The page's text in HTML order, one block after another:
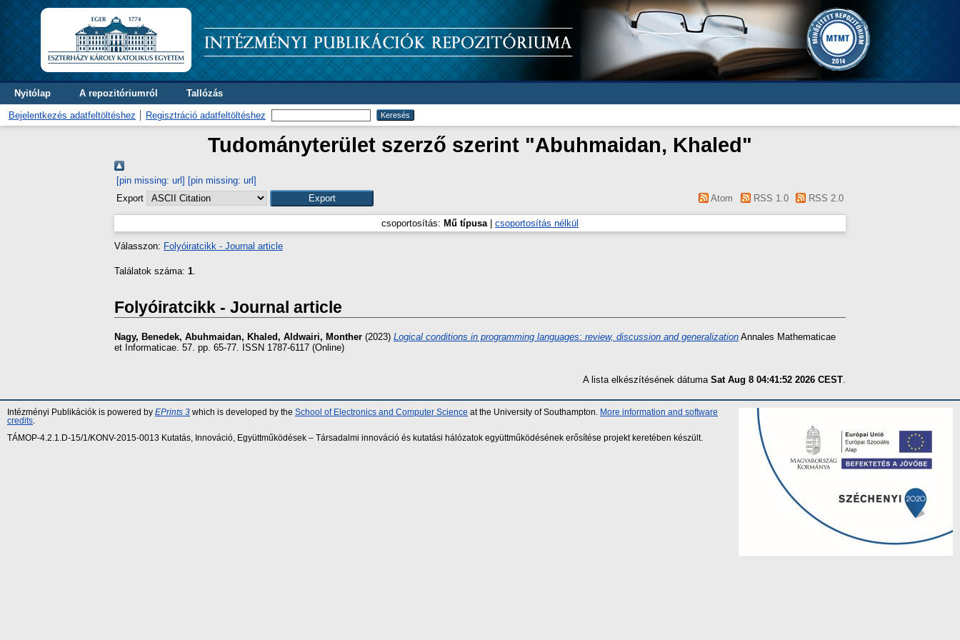
Nyitólap A repozitóriumról Tallózás
Bejelentkezés adatfeltöltéshez Regisztráció adatfeltöltéshez
Tudományterület szerző szerint "Abuhmaidan, Khaled"
[pin missing: url] [pin missing: url]
Export
Atom RSS 1.0 RSS 2.0
csoportosítás: Mű típusa| csoportosítás nélkül
Válasszon: Folyóiratcikk - Journal article
Találatok száma: 1.
Folyóiratcikk - Journal article
Nagy, Benedek, Abuhmaidan, Khaled , Aldwairi, Monther (2023) Logical conditions in programming languages: review, discussion and generalization Annales Mathematicae
et Informaticae. 57. pp. 65-77. ISSN 1787-6117 (Online)
A lista elkészítésének dátuma Sat Aug 8 04:41:52 2026 CEST.
Intézményi Publikációk is powered by EPrints 3 which is developed by the School of Electronics and Computer Science at the University of Southampton.
More information and software
credits
TÁMOP-4.2.1.D-15/1/KONV-2015-0013 Kutatás, Innováció, Együttműködések – Társadalmi innováció és kutatási hálózatok együttműködésének erősítése projekt keretében készült.